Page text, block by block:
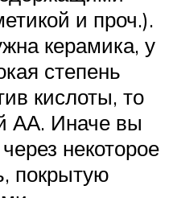
и проч.).
керамика, у
степень
кислоты, то
АА. Иначе вы
некоторое
покрытую